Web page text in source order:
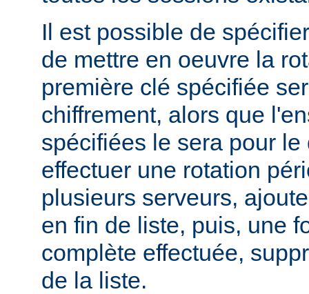
Il est possible de
de mettre en oeuvre la
première clé spécifiée
chiffrement, alors que
spécifiées le sera pour
effectuer une rotation
plusieurs serveurs,
en fin de liste, puis, une
complète effectuée,
de la liste.